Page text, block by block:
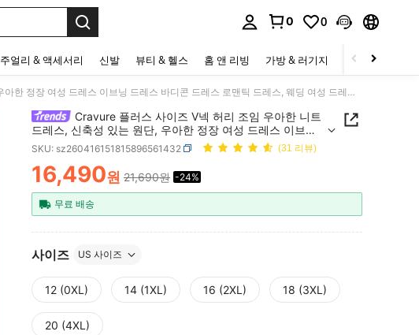
0 0
주얼리 & 액세서리 신발 뷰티 & 헬스 홈 앤 리빙 가방 & 러기지 스포츠 & 아웃
Cravure 플러스 사이즈 V넥 허리 조임 우아한 니트 드레스, 신축성 있는 원단, 우아한 정장 여성 드레스 이브닝 드레스 바디콘 드레스 로맨틱 드레스, 웨딩 여성 드레스, 결혼식 하객
Cravure 플러스 사이즈 V넥 허리 조임 우아한 니트
드레스, 신축성 있는 원단, 우아한 정장 여성 드레스 이브닝
드레스 바디콘 드레스 로맨틱 드레스, 웨딩 여성 드레스, 결
혼식 하객
SKU: sz260416151815896561432 (31 리뷰)
PRICE AND AVAILABILITY
16,490원 21,690원 -24%
무료 배송
사이즈 US 사이즈
12 (0XL) 14 (1XL) 16 (2XL) 18 (3XL)
20 (4XL)